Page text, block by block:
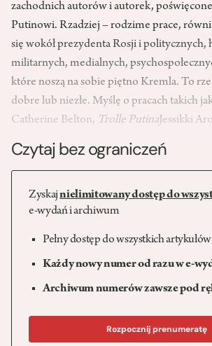
zachodnich autorów i autorek,
Putinowi. Rzadziej – rodzime prace,
się wokół prezydenta Rosji i politycznych,
militarnych, medialnych,
które noszą na sobie piętno Kremla. To
dobre lub niezłe. Myślę o pracach takich
Catherine Belton, Trolle PutinaJessikki
Czytaj bez ograniczeń
Zyskajnielimitowany dostęp do
e-wydań i archiwum
Pełny dostęp do wszystkich artykułów
Każdy nowy numer od razu w e-
Archiwum numerów zawsze pod
Rozpocznij prenumeratę